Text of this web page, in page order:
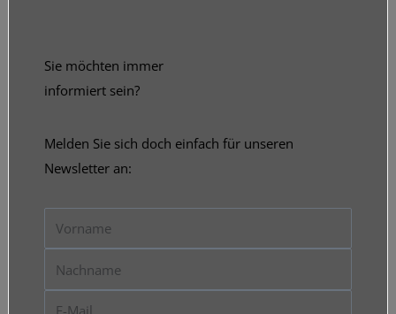
Sie möchten immer
informiert sein?
Melden Sie sich doch einfach für unseren
Newsletter an:
Nachname